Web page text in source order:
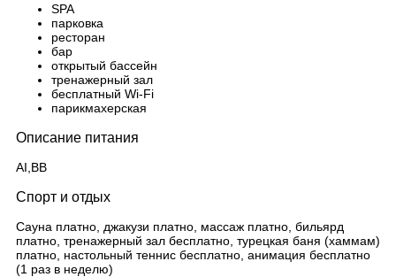
SPA
парковка
ресторан
бар
открытый бассейн
тренажерный зал
бесплатный Wi-Fi
парикмахерская
Описание питания
AI,BB
Спорт и отдых
Сауна платно, джакузи платно, массаж платно, бильярд
платно, тренажерный зал бесплатно, турецкая баня (хаммам)
платно, настольный теннис бесплатно, анимация бесплатно
(1 раз в неделю)